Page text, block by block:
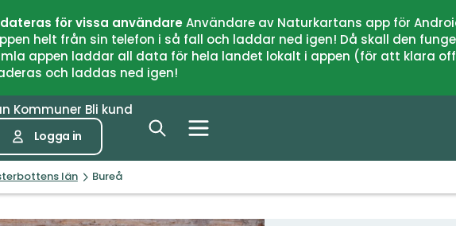
för vissa användareAnvändare av Naturkartans app för
helt från sin telefon i så fall och laddar ned igen! Då skall den
appen laddar all data för hela landet lokalt i appen (för att klara
och laddas ned igen!
Kommuner Bli kund
Logga in
län Bureå